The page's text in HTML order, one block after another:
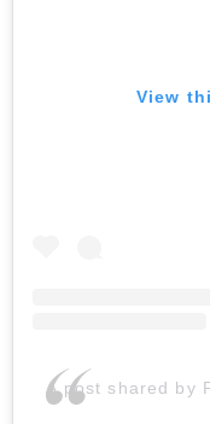
View
A post shared by